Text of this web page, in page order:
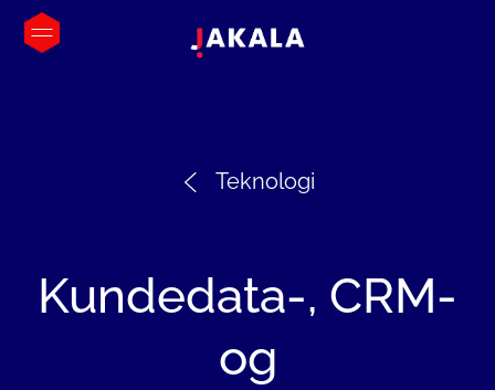
Teknologi
Kundedata-, CRM-
og